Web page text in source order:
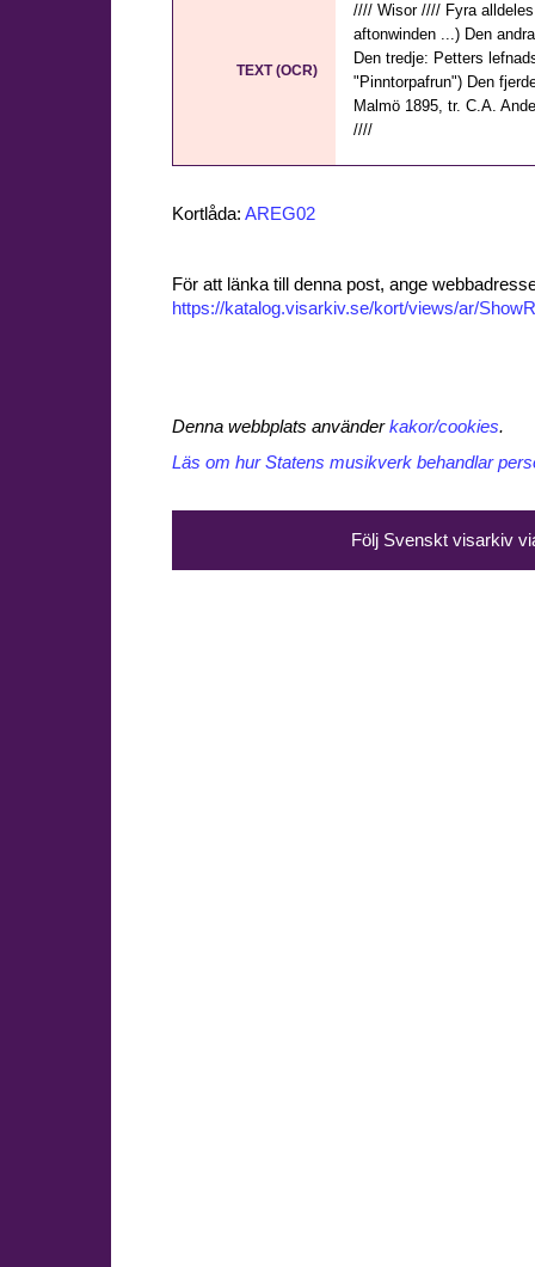
TEXT (OCR)
//// Wisor //// Fyra
aftonwinden ...) Den
Den tredje: Petters
"Pinntorpafrun") Den
Malmö 1895, tr. C.A.
////
Kortlåda: AREG02
För att länka till denna post, ange
https://katalog.visarkiv.se/kort/views/ar/
Denna webbplats använderkakor/cookies.
Läs om hur Statens musikverk behandlar
Följ Svenskt visarkiv